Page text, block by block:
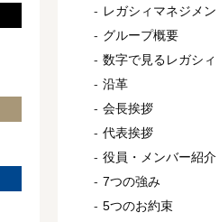
レガシィマネジメ
グループ概要
数字で見るレガシィ
沿革
会長挨拶
代表挨拶
役員・メンバー紹介
7つの強み
5つのお約束